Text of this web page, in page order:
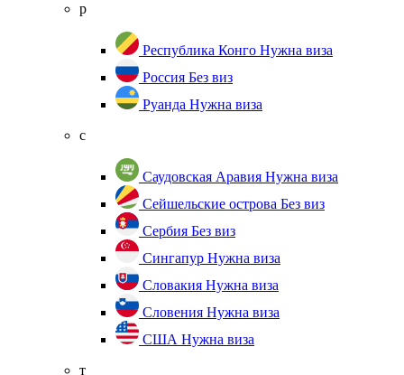
р
Республика Конго Нужна виза
Россия Без виз
Руанда Нужна виза
с
Саудовская Аравия Нужна виза
Сейшельские острова Без виз
Сербия Без виз
Сингапур Нужна виза
Словакия Нужна виза
Словения Нужна виза
США Нужна виза
т